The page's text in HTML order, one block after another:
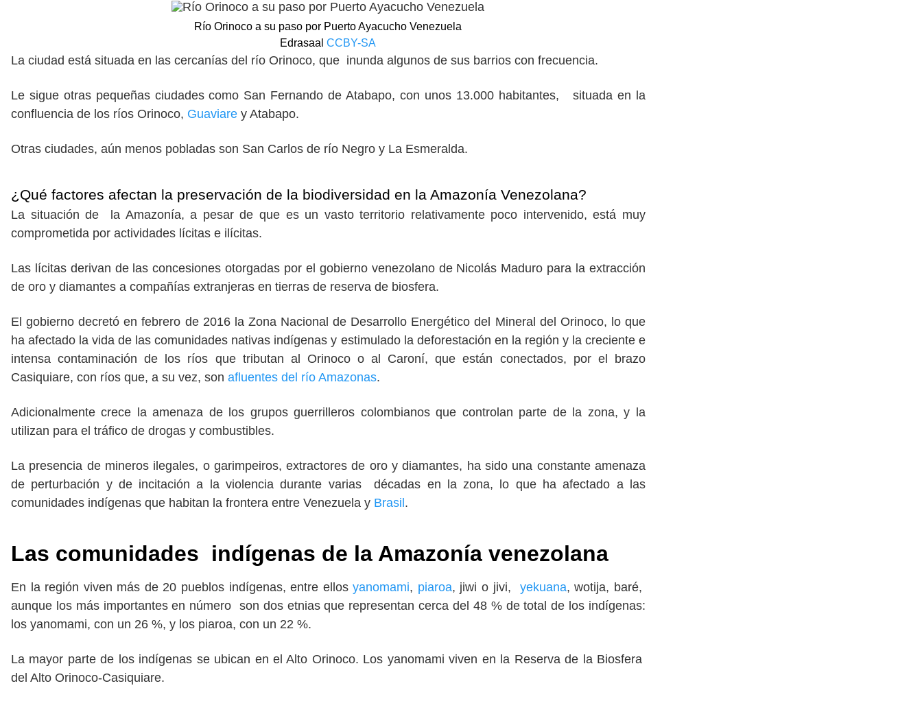
Río Orinoco a su paso por Puerto Ayacucho Venezuela
EdrasaalCCBY-SA
La ciudad está situada en las cercanías del río Orinoco, que inunda algunos de sus barrios con frecuencia.
Le sigue otras pequeñas ciudades como San Fernando de Atabapo, con unos 13.000 habitantes, situada en la
confluencia de los ríos Orinoco, Guaviare y Atabapo.
Otras ciudades, aún menos pobladas son San Carlos de río Negro y La Esmeralda.
¿Qué factores afectan la preservación de la biodiversidad en la Amazonía Venezolana?
La situación de la Amazonía, a pesar de que es un vasto territorio relativamente poco intervenido, está muy
comprometida por actividades lícitas e ilícitas.
Las lícitas derivan de las concesiones otorgadas por el gobierno venezolano de Nicolás Maduro para la extracción
de oro y diamantes a compañías extranjeras en tierras de reserva de biosfera.
El gobierno decretó en febrero de 2016 la Zona Nacional de Desarrollo Energético del Mineral del Orinoco, lo que
ha afectado la vida de las comunidades nativas indígenas y estimulado la deforestación en la región y la creciente e
intensa contaminación de los ríos que tributan al Orinoco o al Caroní, que están conectados, por el brazo
Casiquiare, con ríos que, a su vez, son afluentes del río Amazonas.
Adicionalmente crece la amenaza de los grupos guerrilleros colombianos que controlan parte de la zona, y la
utilizan para el tráfico de drogas y combustibles.
La presencia de mineros ilegales, o garimpeiros, extractores de oro y diamantes, ha sido una constante amenaza
de perturbación y de incitación a la violencia durante varias décadas en la zona, lo que ha afectado a las
comunidades indígenas que habitan la frontera entre Venezuela y Brasil.
Las comunidades indígenas de la Amazonía venezolana
En la región viven más de 20 pueblos indígenas, entre ellosyanomami, piaroa, jiwi o jivi, yekuana, wotija, baré,
aunque los más importantes en número son dos etnias que representan cerca del 48 % de total de los indígenas:
los yanomami, con un 26 %, y los piaroa, con un 22 %.
La mayor parte de los indígenas se ubican en el Alto Orinoco. Los yanomami viven en la Reserva de la Biosfera
del Alto Orinoco-Casiquiare.